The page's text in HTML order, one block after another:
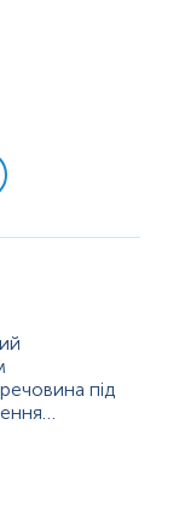
становить 1
осіб....
під